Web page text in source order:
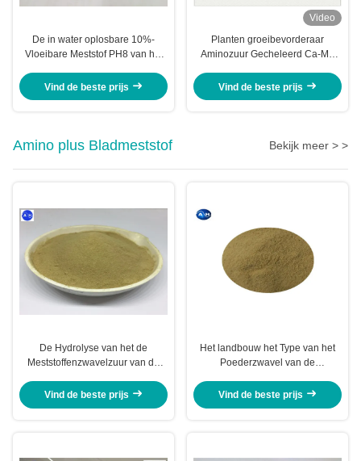
De in water oplosbare 10%-
Vloeibare Meststof PH8 van het
Vind de beste prijs
Video
Planten groeibevorderaar
Aminozuur Gecheleerd Ca-Mg
Speciaal Voor Fruitbomen
Vind de beste prijs
Amino plus Bladmeststof Bekijk meer > >
De Hydrolyse van het de
Meststoffenzwavelzuur van de
Chloor voor Tabacco-Gewassen
Vind de beste prijs
Het landbouw het Type van het
Poederzwavel van de
Tabacco
Vind de beste prijs